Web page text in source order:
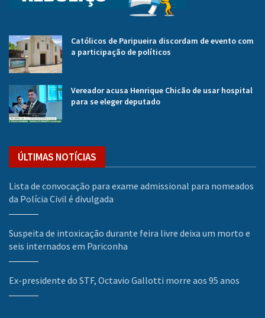
Católicos de Paripueira discordam de evento com
a participação de políticos
Vereador acusa Henrique Chicão de usar hospital
para se eleger deputado
ÚLTIMAS NOTÍCIAS
Lista de convocação para exame admissional para nomeados
da Polícia Civil é divulgada
Suspeita de intoxicação durante feira livre deixa um morto e
seis internados em Pariconha
Ex-presidente do STF, Octavio Gallotti morre aos 95 anos